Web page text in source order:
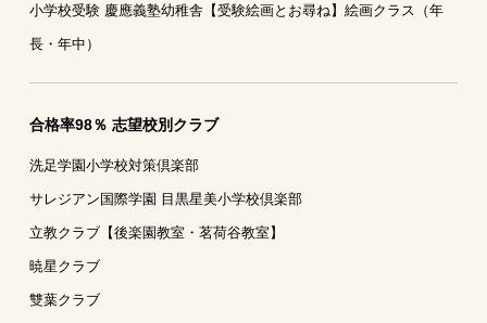
小学校受験 慶應義塾幼稚舎【受験絵画とお尋ね】絵画クラス（年
長・年中）
合格率98％ 志望校別クラブ
洗足学園小学校対策倶楽部
サレジアン国際学園 目黒星美小学校倶楽部
立教クラブ【後楽園教室・茗荷谷教室】
暁星クラブ
雙葉クラブ